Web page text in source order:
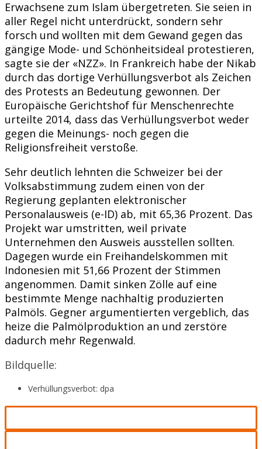
Erwachsene zum Islam übergetreten. Sie seien in
aller Regel nicht unterdrückt, sondern sehr
forsch und wollten mit dem Gewand gegen das
gängige Mode- und Schönheitsideal protestieren,
sagte sie der «NZZ». In Frankreich habe der Nikab
durch das dortige Verhüllungsverbot als Zeichen
des Protests an Bedeutung gewonnen. Der
Europäische Gerichtshof für Menschenrechte
urteilte 2014, dass das Verhüllungsverbot weder
gegen die Meinungs- noch gegen die
Religionsfreiheit verstoße.
Sehr deutlich lehnten die Schweizer bei der
Volksabstimmung zudem einen von der
Regierung geplanten elektronischer
Personalausweis (e-ID) ab, mit 65,36 Prozent. Das
Projekt war umstritten, weil private
Unternehmen den Ausweis ausstellen sollten.
Dagegen wurde ein Freihandelskommen mit
Indonesien mit 51,66 Prozent der Stimmen
angenommen. Damit sinken Zölle auf eine
bestimmte Menge nachhaltig produzierten
Palmöls. Gegner argumentierten vergeblich, das
heize die Palmölproduktion an und zerstöre
dadurch mehr Regenwald.
Bildquelle:
Verhüllungsverbot: dpa